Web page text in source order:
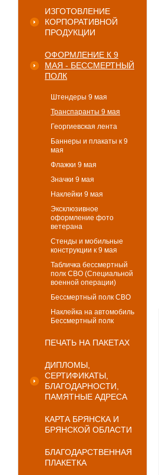
ИЗГОТОВЛЕНИЕ
КОРПОРАТИВНОЙ
ПРОДУКЦИИ
ОФОРМЛЕНИЕ К 9
МАЯ - БЕССМЕРТНЫЙ
ПОЛК
Штендеры 9 мая
Транспаранты 9 мая
Георгиевская лента
Баннеры и плакаты к 9
мая
Флажки 9 мая
Значки 9 мая
Наклейки 9 мая
Эксклюзивное
оформление фото
ветерана
Стенды и мобильные
конструкции к 9 мая
Табличка бессмертный
полк СВО (Специальной
военной операции)
Бессмертный полк СВО
Наклейка на автомобиль
Бессмертный полк
ПЕЧАТЬ НА ПАКЕТАХ
ДИПЛОМЫ,
СЕРТИФИКАТЫ,
БЛАГОДАРНОСТИ,
ПАМЯТНЫЕ АДРЕСА
КАРТА БРЯНСКА И
БРЯНСКОЙ ОБЛАСТИ
БЛАГОДАРСТВЕННАЯ
ПЛАКЕТКА